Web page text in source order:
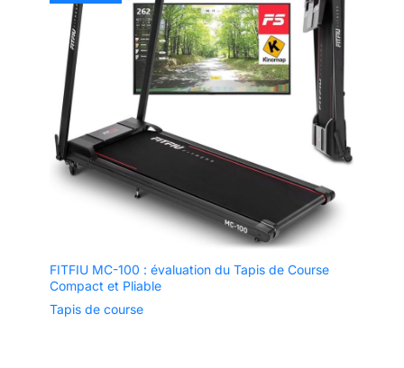
FITFIU MC-100 : évaluation du Tapis de Course
Compact et Pliable
Tapis de course